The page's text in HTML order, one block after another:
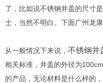
了，比如说不锈钢井盖的尺寸
士，当然不明白。下面广州龙
从一般情况下来说， 不锈钢井
相关标准，井盖的外径为
的产品，无论材料是什么样的